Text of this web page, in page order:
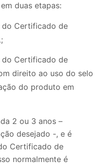
duas etapas:
do Certificado de
do Certificado de
direito ao uso do selo
do produto em
2 ou 3 anos –
desejado -, e é
Certificado de
normalmente é